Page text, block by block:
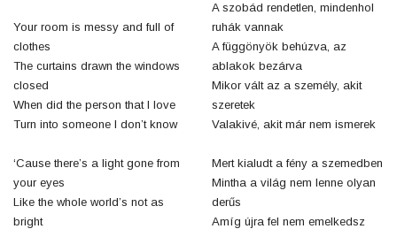
Your room is messy and full of
clothes
The curtains drawn the windows
closed
When did the person that I love
Turn into someone I don’t know
‘Cause there’s a light gone from
your eyes
Like the whole world’s not as
bright
A szobád rendetlen, mindenhol
ruhák vannak
A függönyök behúzva, az
ablakok bezárva
Mikor vált az a személy, akit
szeretek
Valakivé, akit már nem ismerek
Mert kialudt a fény a szemedben
Mintha a világ nem lenne olyan
derűs
Amíg újra fel nem emelkedsz